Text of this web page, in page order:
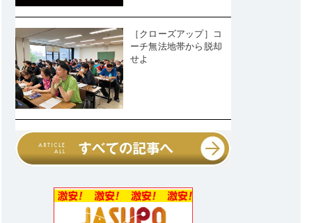
［クローズアップ］コ
ーチ無法地帯から脱却
せよ